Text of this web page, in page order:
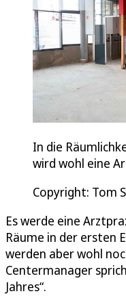
In die
wird wohl eine
Copyright: Tom
Es werde eine
Räume in der ersten
werden aber wohl
Centermanager
Jahres“.